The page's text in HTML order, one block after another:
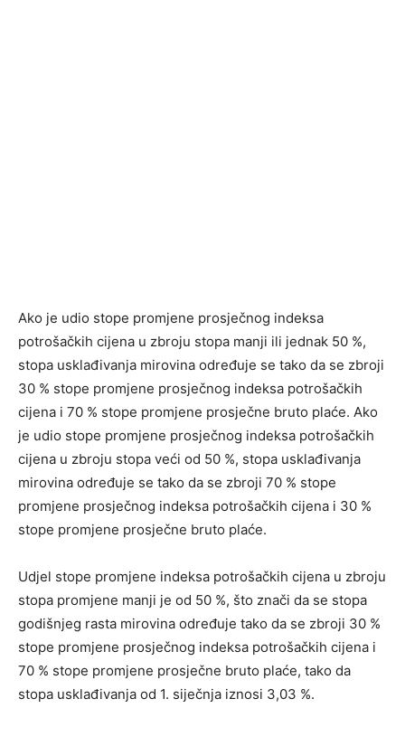
Ako je udio stope promjene prosječnog indeksa
potrošačkih cijena u zbroju stopa manji ili jednak 50 %,
stopa usklađivanja mirovina određuje se tako da se zbroji
30 % stope promjene prosječnog indeksa potrošačkih
cijena i 70 % stope promjene prosječne bruto plaće. Ako
je udio stope promjene prosječnog indeksa potrošačkih
cijena u zbroju stopa veći od 50 %, stopa usklađivanja
mirovina određuje se tako da se zbroji 70 % stope
promjene prosječnog indeksa potrošačkih cijena i 30 %
stope promjene prosječne bruto plaće.
Udjel stope promjene indeksa potrošačkih cijena u zbroju
stopa promjene manji je od 50 %, što znači da se stopa
godišnjeg rasta mirovina određuje tako da se zbroji 30 %
stope promjene prosječnog indeksa potrošačkih cijena i
70 % stope promjene prosječne bruto plaće, tako da
stopa usklađivanja od 1. siječnja iznosi 3,03 %.